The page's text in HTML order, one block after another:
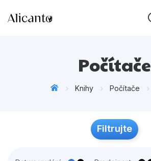
Počítače
Knihy Počítače
Filtrujte